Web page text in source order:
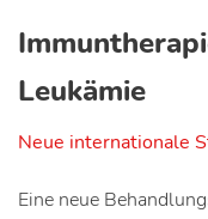
Leukämie
Neue internationale
Eine neue